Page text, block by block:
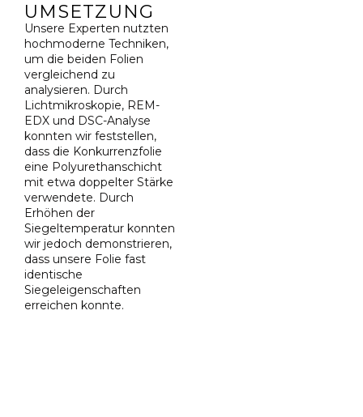
UMSETZUNG
Unsere Experten nutzten
hochmoderne Techniken,
um die beiden Folien
vergleichend zu
analysieren. Durch
Lichtmikroskopie, REM-
EDX und DSC-Analyse
konnten wir feststellen,
dass die Konkurrenzfolie
eine Polyurethanschicht
mit etwa doppelter Stärke
verwendete. Durch
Erhöhen der
Siegeltemperatur konnten
wir jedoch demonstrieren,
dass unsere Folie fast
identische
Siegeleigenschaften
erreichen konnte.